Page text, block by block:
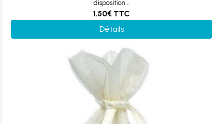
disposition...
1.50€ TTC
Détails